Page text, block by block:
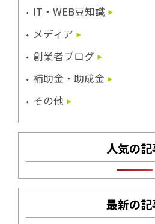
IT・WEB豆知識
メディア
創業者ブログ
補助金・助成金
その他
人気の記
最新の記